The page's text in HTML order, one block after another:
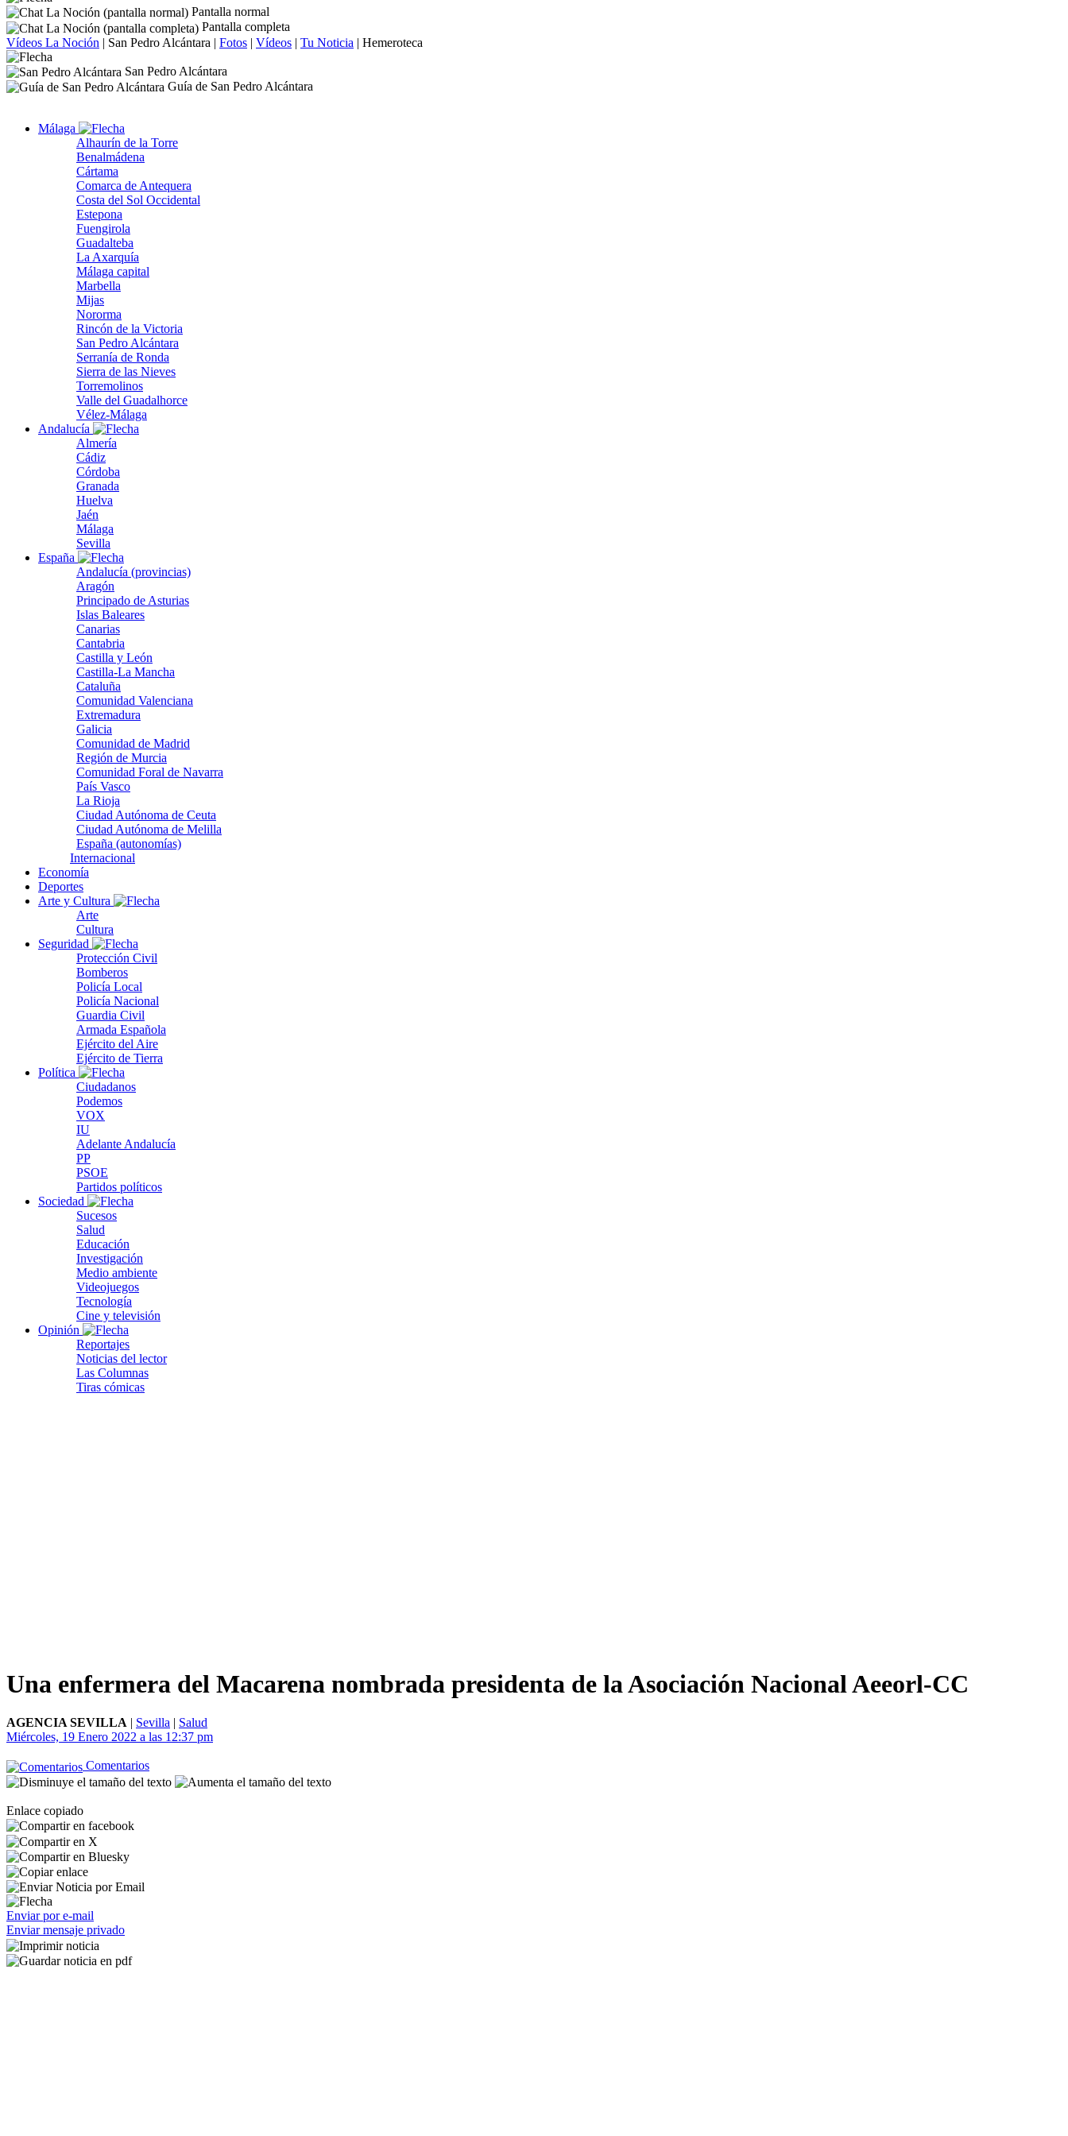
Pantalla normal
Pantalla completa
Vídeos La Noción | San Pedro Alcántara | Fotos | Vídeos | Tu Noticia | Hemeroteca
San Pedro Alcántara
Guía de San Pedro Alcántara
Málaga
Alhaurín de la Torre
Benalmádena
Cártama
Comarca de Antequera
Costa del Sol Occidental
Estepona
Fuengirola
Guadalteba
La Axarquía
Málaga capital
Marbella
Mijas
Nororma
Rincón de la Victoria
San Pedro Alcántara
Serranía de Ronda
Sierra de las Nieves
Torremolinos
Valle del Guadalhorce
Vélez-Málaga
Andalucía
Almería
Cádiz
Córdoba
Granada
Huelva
Jaén
Málaga
Sevilla
España
Andalucía (provincias)
Aragón
Principado de Asturias
Islas Baleares
Canarias
Cantabria
Castilla y León
Castilla-La Mancha
Cataluña
Comunidad Valenciana
Extremadura
Galicia
Comunidad de Madrid
Región de Murcia
Comunidad Foral de Navarra
País Vasco
La Rioja
Ciudad Autónoma de Ceuta
Ciudad Autónoma de Melilla
España (autonomías)
Internacional
Economía
Deportes
Arte y Cultura
Arte
Cultura
Seguridad
Protección Civil
Bomberos
Policía Local
Policía Nacional
Guardia Civil
Armada Española
Ejército del Aire
Ejército de Tierra
Política
Ciudadanos
Podemos
VOX
IU
Adelante Andalucía
PP
PSOE
Partidos políticos
Sociedad
Sucesos
Salud
Educación
Investigación
Medio ambiente
Videojuegos
Tecnología
Cine y televisión
Opinión
Reportajes
Noticias del lector
Las Columnas
Tiras cómicas
Una enfermera del Macarena nombrada presidenta de la Asociación Nacional Aeeorl-CC
AGENCIA SEVILLA | Sevilla | Salud
Miércoles, 19 Enero 2022 a las 12:37 pm
Comentarios
Enlace copiado
Enviar por e-mail
Enviar mensaje privado